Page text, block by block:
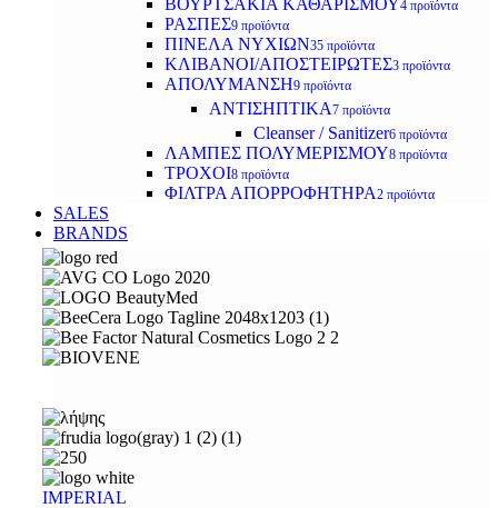
ΒΟΥΡΤΣΑΚΙΑ ΚΑΘΑΡΙΣΜΟΥ4 προϊόντα
ΡΑΣΠΕΣ9 προϊόντα
ΠΙΝΕΛΑ ΝΥΧΙΩΝ35 προϊόντα
ΚΛΙΒΑΝΟΙ/ΑΠΟΣΤΕΙΡΩΤΕΣ3 προϊόντα
ΑΠΟΛΥΜΑΝΣΗ9 προϊόντα
ΑΝΤΙΣΗΠΤΙΚΑ7 προϊόντα
Cleanser / Sanitizer6 προϊόντα
ΛΑΜΠΕΣ ΠΟΛΥΜΕΡΙΣΜΟΥ8 προϊόντα
ΤΡΟΧΟΙ8 προϊόντα
ΦΙΛΤΡΑ ΑΠΟΡΡΟΦΗΤΗΡΑ2 προϊόντα
SALES
BRANDS
IMPERIAL